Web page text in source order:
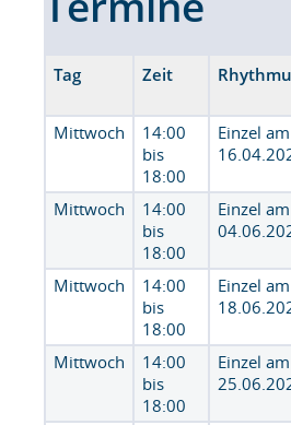
Tag Zeit
Mittwoch
14:00
bis
18:00
Einzel am
Mittwoch
14:00
bis
18:00
Einzel am
Mittwoch
14:00
bis
18:00
Einzel am
Mittwoch
14:00
bis
18:00
Einzel am